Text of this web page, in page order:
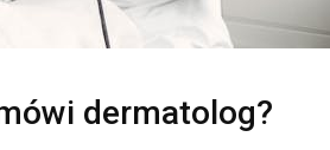
dermatolog?